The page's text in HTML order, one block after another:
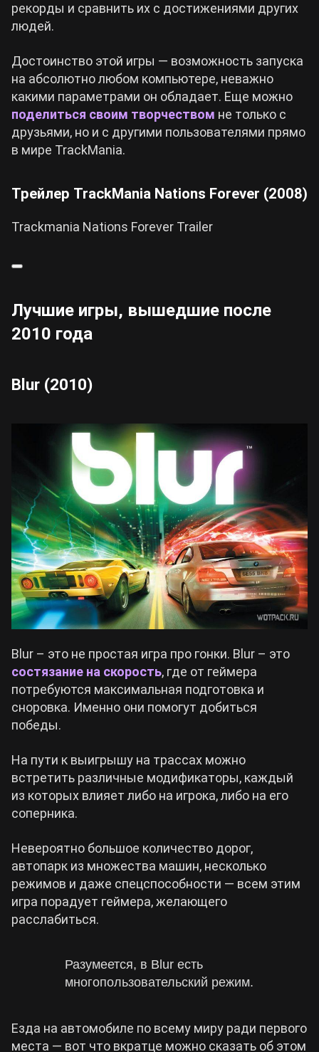
рекорды и сравнить их с достижениями других
людей.
Достоинство этой игры — возможность запуска
на абсолютно любом компьютере, неважно
какими параметрами он обладает. Еще можно
поделиться своим творчеством не только с
друзьями, но и с другими пользователями прямо
в мире TrackMania.
Трейлер TrackMania Nations Forever (2008)
Trackmania Nations Forever Trailer
Лучшие игры, вышедшие после
2010 года
Blur (2010)
Blur – это не простая игра про гонки. Blur – это
состязание на скорость, где от геймера
потребуются максимальная подготовка и
сноровка. Именно они помогут добиться
победы.
На пути к выигрышу на трассах можно
встретить различные модификаторы, каждый
из которых влияет либо на игрока, либо на его
соперника.
Невероятно большое количество дорог,
автопарк из множества машин, несколько
режимов и даже спецспособности — всем этим
игра порадует геймера, желающего
расслабиться.
Разумеется, в Blur есть
многопользовательский режим.
Езда на автомобиле по всему миру ради первого
места — вот что вкратце можно сказать об этом